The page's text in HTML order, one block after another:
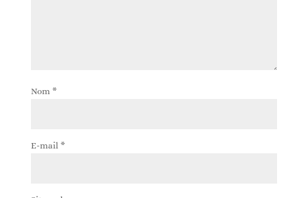
Nom *
E-mail *